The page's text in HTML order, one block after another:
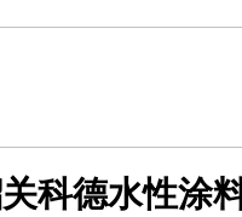
科德水性涂